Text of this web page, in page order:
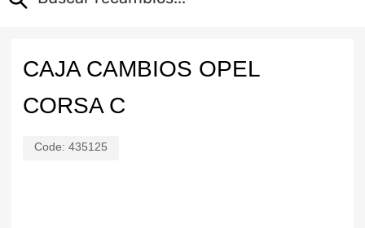
CAJA CAMBIOS OPEL
CORSA C
Code: 435125